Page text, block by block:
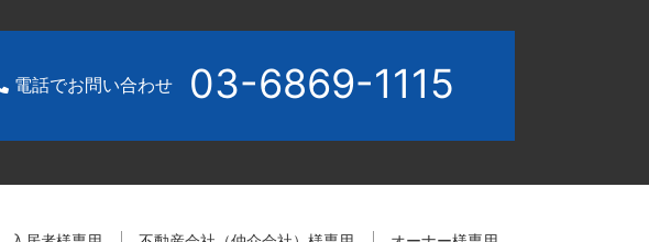
電話でお問い合わせ 03-6869-1115